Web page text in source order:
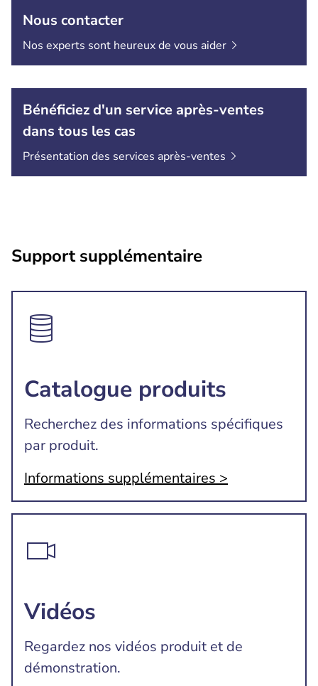
Nous contacter
Nos experts sont heureux de vous aider
Bénéficiez d'un service après-ventes
dans tous les cas
Présentation des services après-ventes
Support supplémentaire
Catalogue produits
Recherchez des informations spécifiques
par produit.
Informations supplémentaires >
Vidéos
Regardez nos vidéos produit et de
démonstration.